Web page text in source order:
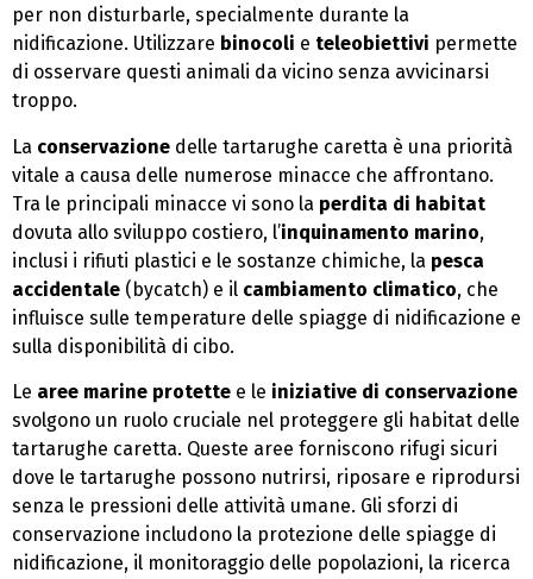
per non disturbarle, specialmente durante la
nidificazione. Utilizzare binocoli e teleobiettivi permette
di osservare questi animali da vicino senza avvicinarsi
troppo.
La conservazione delle tartarughe caretta è una priorità
vitale a causa delle numerose minacce che affrontano.
Tra le principali minacce vi sono la perdita di habitat
dovuta allo sviluppo costiero, l’inquinamento marino,
inclusi i rifiuti plastici e le sostanze chimiche, la pesca
accidentale (bycatch) e il cambiamento climatico, che
influisce sulle temperature delle spiagge di nidificazione e
sulla disponibilità di cibo.
Le aree marine protette e le iniziative di conservazione
svolgono un ruolo cruciale nel proteggere gli habitat delle
tartarughe caretta. Queste aree forniscono rifugi sicuri
dove le tartarughe possono nutrirsi, riposare e riprodursi
senza le pressioni delle attività umane. Gli sforzi di
conservazione includono la protezione delle spiagge di
nidificazione, il monitoraggio delle popolazioni, la ricerca